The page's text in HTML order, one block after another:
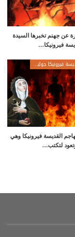
عن جهنم تخبرها السيدة
فيرونيكا…
يوميات القديسة فيرونيكا جولياني
القديسة فيرونيكا وهي
لتكتب…